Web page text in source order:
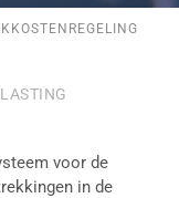
voor de
in de